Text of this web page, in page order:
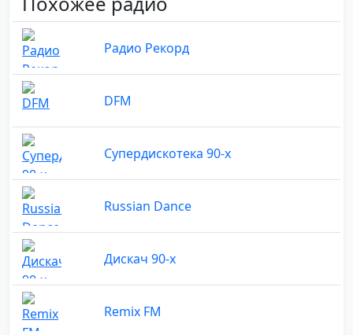
Радио Рекорд
DFM
Супердискотека 90-х
Russian Dance
Дискач 90-х
Remix FM